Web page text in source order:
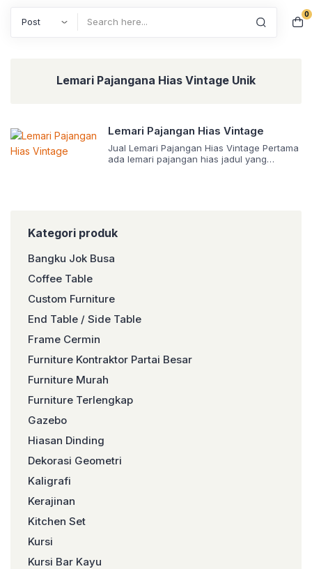
0
Lemari Pajangana Hias Vintage Unik
Lemari Pajangan Hias Vintage
Jual Lemari Pajangan Hias Vintage Pertama
ada lemari pajangan hias jadul yang
didominasi warna putih, dengan guratan
tampilan […]
Kategori produk
Bangku Jok Busa
Coffee Table
Custom Furniture
End Table / Side Table
Frame Cermin
Furniture Kontraktor Partai Besar
Furniture Murah
Furniture Terlengkap
Gazebo
Hiasan Dinding
Dekorasi Geometri
Kaligrafi
Kerajinan
Kitchen Set
Kursi
Kursi Bar Kayu